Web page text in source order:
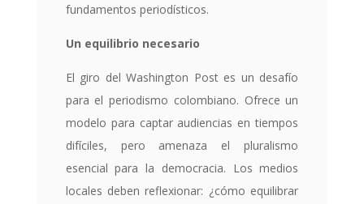
fundamentos periodísticos.
Un equilibrio necesario
El giro del Washington Post es un desafío
para el periodismo colombiano. Ofrece un
modelo para captar audiencias en tiempos
difíciles, pero amenaza el pluralismo
esencial para la democracia. Los medios
locales deben reflexionar: ¿cómo equilibrar